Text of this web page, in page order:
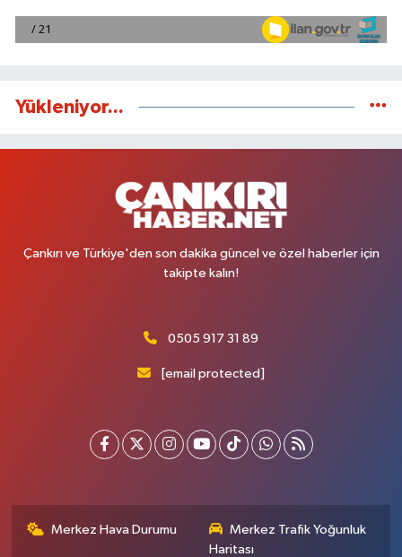
Yükleniyor...
Çankırı ve Türkiye'den son dakika güncel ve özel haberler için
takipte kalın!
0505 917 31 89
[email protected]
Merkez Hava Durumu
Merkez Trafik Yoğunluk
Haritası